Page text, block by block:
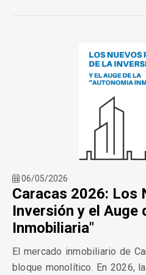
06/05/2026
Caracas 2026: Los
Inversión y el Auge
Inmobiliaria"
El mercado inmobiliario de
bloque monolítico. En 2026,